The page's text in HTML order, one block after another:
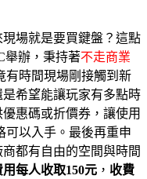
場就是要買鍵盤？這點
舉辦，秉持著不走商業
有時間現場剛接觸到新
希望能讓玩家有多點時
惠碼或折價券，讓使用
可以入手。最後再重申
都有自由的空間與時間
用每人收取150元 ， 收費